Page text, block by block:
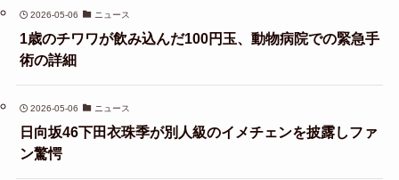
2026-05-06 ニュース
1歳のチワワが飲み込んだ100円玉、動物病院での緊急手
術の詳細
2026-05-06 ニュース
日向坂46下田衣珠季が別人級のイメチェンを披露しファ
ン驚愕